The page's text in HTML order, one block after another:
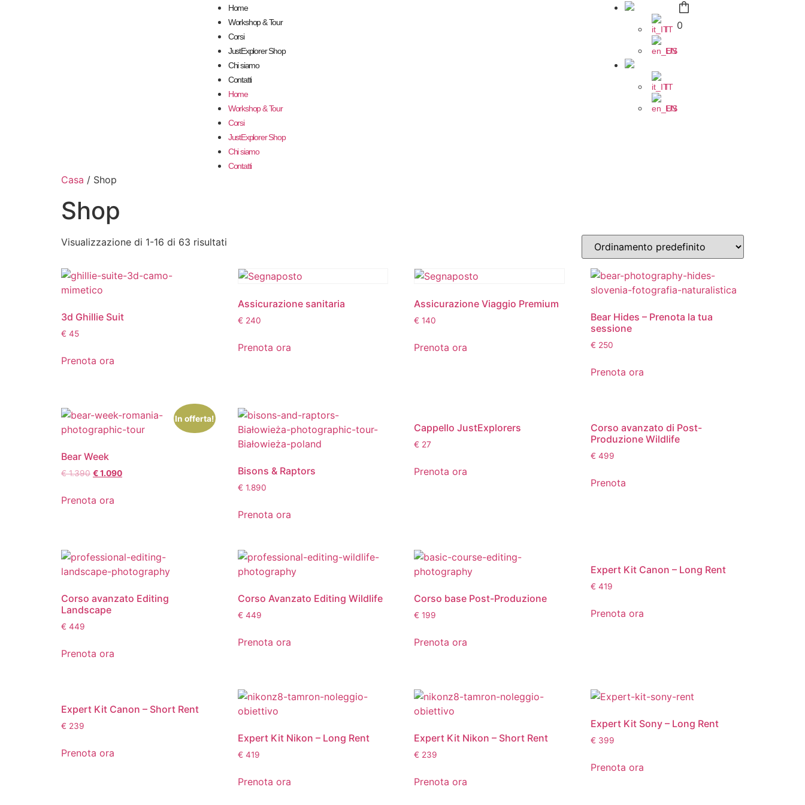
Home
Workshop & Tour
Corsi
JustExplorer Shop
Chi siamo
Contatti
Home
Workshop & Tour
Corsi
JustExplorer Shop
Chi siamo
Contatti
IT
EN
IT
EN
0
Casa / Shop
Shop
Visualizzazione di 1-16 di 63 risultati
3d Ghillie Suit
€ 45
Prenota ora
Assicurazione sanitaria
€ 240
Prenota ora
Assicurazione Viaggio Premium
€ 140
Prenota ora
Bear Hides – Prenota la tua
sessione
€ 250
Prenota ora
In offerta!
Bear Week
€1.390 €1.090
Prenota ora
Bisons & Raptors
€ 1.890
Prenota ora
Cappello JustExplorers
€ 27
Prenota ora
Corso avanzato di Post-
Produzione Wildlife
€ 499
Prenota
Corso avanzato Editing
Landscape
€ 449
Prenota ora
Corso Avanzato Editing Wildlife
€ 449
Prenota ora
Corso base Post-Produzione
€ 199
Prenota ora
Expert Kit Canon – Long Rent
€ 419
Prenota ora
Expert Kit Canon – Short Rent
€ 239
Prenota ora
Expert Kit Nikon – Long Rent
€ 419
Prenota ora
Expert Kit Nikon – Short Rent
€ 239
Prenota ora
Expert Kit Sony – Long Rent
€ 399
Prenota ora